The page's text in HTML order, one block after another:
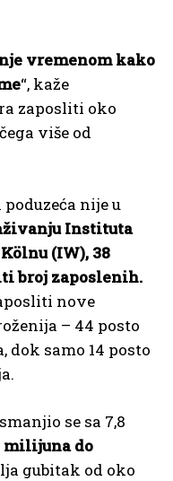
vremenom kako
“, kaže
zaposliti oko
više od
nije u
Instituta
(IW), 38
broj zaposlenih.
nove
– 44 posto
dok samo 14 posto
se sa 7,8
milijuna do
gubitak od oko